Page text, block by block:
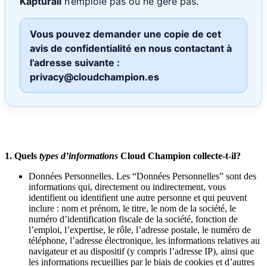
Vous pouvez demander une copie de cet
avis de confidentialité en nous contactant à
l’adresse suivante :
privacy@cloudchampion.es
1. Quels types d’informations Cloud Champion collecte-t-il?
Données Personnelles. Les “Données Personnelles” sont des
informations qui, directement ou indirectement, vous
identifient ou identifient une autre personne et qui peuvent
inclure : nom et prénom, le titre, le nom de la société, le
numéro d’identification fiscale de la société, fonction de
l’emploi, l’expertise, le rôle, l’adresse postale, le numéro de
téléphone, l’adresse électronique, les informations relatives au
navigateur et au dispositif (y compris l’adresse IP), ainsi que
les informations recueillies par le biais de cookies et d’autres